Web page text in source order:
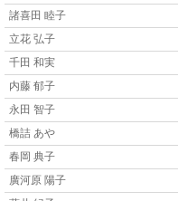
諸喜田 睦子
立花 弘子
千田 和実
内藤 郁子
永田 智子
橋詰 あや
春岡 典子
廣河原 陽子